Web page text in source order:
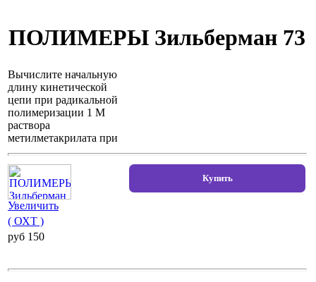
ПОЛИМЕРЫ Зильберман 73
Вычислите начальную
длину кинетической
цепи при радикальной
полимеризации 1 М
раствора
метилметакрилата при
Увеличить
( ОХТ )
pуб 150